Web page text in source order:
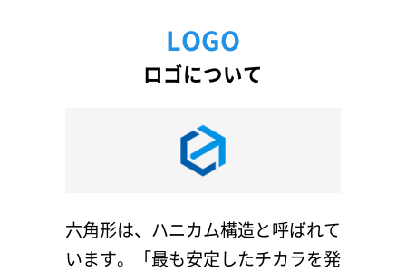
LOGO
ロゴについて
六角形は、ハニカム構造と呼ばれて
います。「最も安定したチカラを発